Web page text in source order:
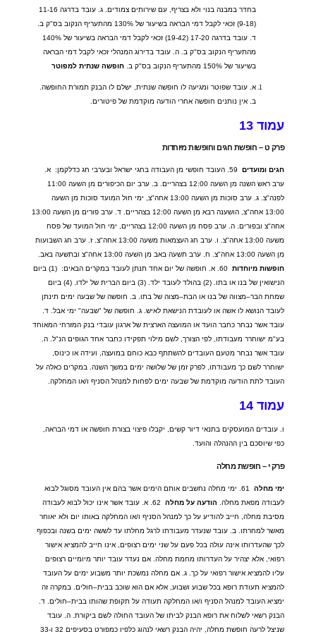
בחדר במבנה בנוי ולא בצריף עם שירותים צמודים ג עובד בדרגה 11-16
(9-18)
זכאי לקבל דמי הבראה בשיעור של מהתעריף הנקוב בס"ק ב
ד עובד בדרגה זכאי לקבל דמי הבראה בשיעור של
מהתעריף הנקוב בס"ק ב ה עובד בדירוג המנהלי זכאי לקבל דמי הבראה
בשיעור של
מהתעריף הנקוב בס"ק ב חופשה שנתית למפוטר
א עובד שפוטר ומגיעה לו חופשה שנתית ישלם לו הבנק תמורת החופשה
ב אין נותנים חופשה אחרי הודעה מוקדמת של פיטורים
עמוד
פרק ט– חופשת חגים וחופשות מיוחדות
חגים ומועדים 59. העובד חופשי מן העבודה בחגי ישראל ובערבי חג כדלקמן: א
ערב ראש השנה מן השעה
בצהריים ב ערב יום הכיפורים מן השעה
לפנה"צ ג ערב סוכות מן השעה אחה"צ
ימי חול המועד סוכות מן השעה
13:00 אחה"צ הושענה רבא מן השעה בצהריים ד ערב פורים מן השעה
אחה"צ ובפורים ה ערב פסח מן השעה בצהריים
ימי חול המועד של פסח
משעה
אחה"צ ו ערב חג העצמאות משעה אחה"צ ז ערב חג השבועות
מן השעה
אחה"צ ח ערב תשעה באב מן השעה אחה"צ ובתשעה באב
חופשות מיוחדות 60. א חופשה של יום אחד תנתן לעובד במקרים הבאים:
(1)
ביום
הנישואין של בנו או בתו . (2) בהולד לעובד ילד . (3) ביום הברית של ילדו . (4)
ביום
שמחת הבר–מצווה של בנו או הבת–מצוה של בתו ב
חופשה של שבעה ימים תינתן
לעובד הנושא לו אשה או לעובדת הנישאת לאיש ג חופשה של "שבעה" ימי אבל ד
עובד אשר נבחר כחבר הועד או המועצה הארצית של ארגון עובדי בנק המזרחי המאוחד
בע"מ ישוחרר מעבודתו לפי הצורך לשם מילוי תפקידו כחבר אחד הגופים הנ"ל ה
עובד אשר נבחר מטעם העובדים להשתתף כבא כוחם במועצה
ועידה או כינוס
ישוחרר לשם כך מעבודתו לפרק זמן של שלושה ימים במשך השנה
במקרים כאלה על
העובד לתת הודעה מוקדמת של שבעה ימים לפחות למנהל הסניף ו/או המחלקה
עמוד
ו עובדים המועסקים בתנאי דיור קשים יקבלו פיצוי בצורת חופשה או דמי הבראה
כפי שיוסכם בין ההנהלה והועד
פרק י – חופשת מחלה
ימי מחלה 61.
ימי מחלה נחשבים אותם הימים אשר בהם אין העובד מסוגל לבוא
לעבודה מפאת מחלה
הודעה על מחלה 62. א עובד אשר אינו יכול לבוא לעבודה
מסיבת מחלה
חייב להודיע על כך למנהל הסניף ו/או המחלקה באותו יום ולא יאוחר
מאשר למחרתו
ב עובד שנעדר מעבודתו לרגל מחלתו עד לששה ימים בשנה ובכפוף
לכך שהעדרותו אינה עולה בכל פעם על שני ימים רצופים אינו חייב להמציא אישור
רפואי אלא יצהיר על העדרותו מחמת מחלה אם נעדר עובד יותר מיומיים רצופים
עליו להמציא אישור רפואי על כך ג אם מחלה נמשכת יותר משבוע ימים על העובד
להמציא תעודת רופא בכל שבוע ושבוע אלא אם הוא שוכב בבית–חולים
במקרה זה
ימציא העובד למנהל הסניף ו/או המחלקה תעודה על תקופת שהותו בבית–חולים ד
הבנק רשאי לשלוח את רופא הבנק לביתו של העובד החולה לשם ביקורת ה עובד
שניצל לרעה חופשת מחלה
יהיה הבנק רשאי לנהוג כלפיו כמפורט בסעיפים ו-33